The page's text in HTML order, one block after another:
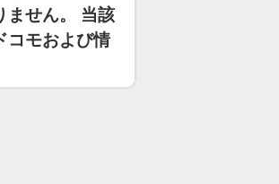
ません。 当該
コモおよび情